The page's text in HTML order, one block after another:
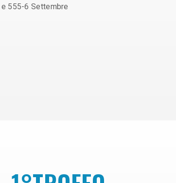
555-6 Settembre